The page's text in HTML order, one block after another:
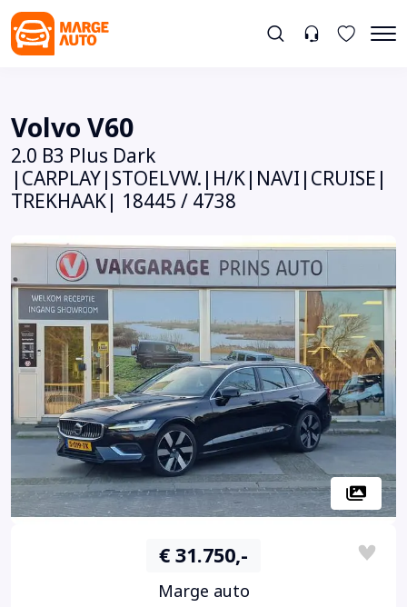
Volvo V60
2.0 B3 Plus Dark
|CARPLAY|STOELVW.|H/K|NAVI|CRUISE|
TREKHAAK| 18445 / 4738
€ 31.750,-
Marge auto